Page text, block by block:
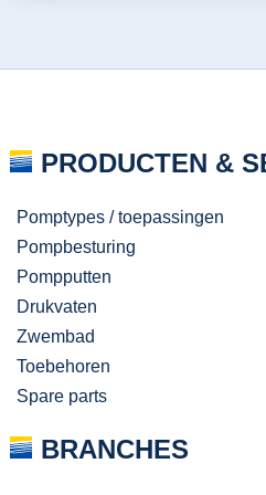
PRODUCTEN &
Pomptypes / toepassingen
Pompbesturing
Pompputten
Drukvaten
Zwembad
Toebehoren
Spare parts
BRANCHES